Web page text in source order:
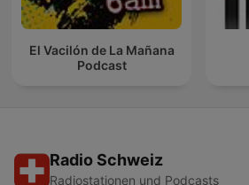
El Vacilón de La Mañana
Podcast
Radio Schweiz
Radiostationen und Podcasts